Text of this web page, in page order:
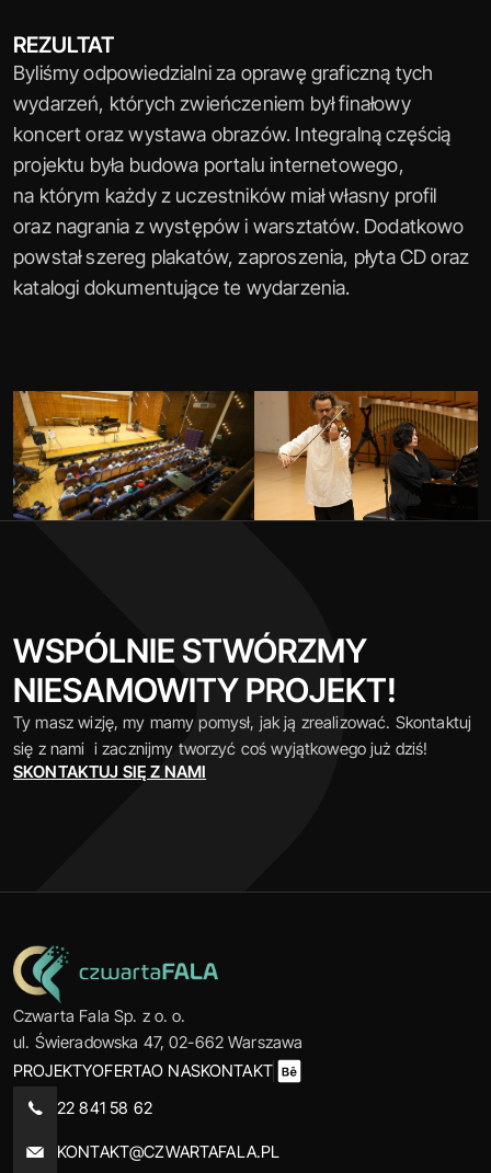
REZULTAT
Byliśmy odpowiedzialni za oprawę graficzną tych
wydarzeń, których zwieńczeniem był finałowy
koncert oraz wystawa obrazów. Integralną częścią
projektu była budowa portalu internetowego,
na którym każdy z uczestników miał własny profil
oraz nagrania z występów i warsztatów. Dodatkowo
powstał szereg plakatów, zaproszenia, płyta CD oraz
katalogi dokumentujące te wydarzenia.
WSPÓLNIE STWÓRZMY
NIESAMOWITY PROJEKT!
Ty masz wizję, my mamy pomysł, jak ją zrealizować. Skontaktuj
się z nami  i zacznijmy tworzyć coś wyjątkowego już dziś!
SKONTAKTUJ SIĘ Z NAMI
Czwarta Fala Sp. z o. o.
ul. Świeradowska 47, 02-662 Warszawa
PROJEKTYOFERTAO NASKONTAKT
22 841 58 62
KONTAKT@CZWARTAFALA.PL